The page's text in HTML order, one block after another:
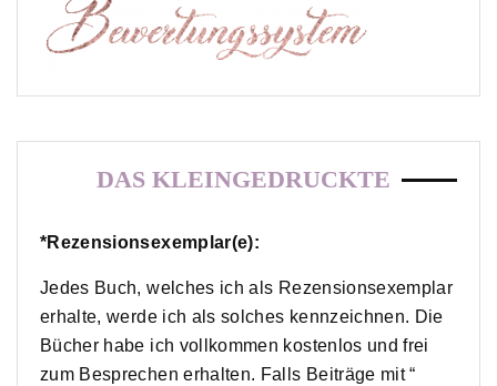
DAS KLEINGEDRUCKTE
*Rezensionsexemplar(e):
Jedes Buch, welches ich als Rezensionsexemplar
erhalte, werde ich als solches kennzeichnen. Die
Bücher habe ich vollkommen kostenlos und frei
zum Besprechen erhalten. Falls Beiträge mit “